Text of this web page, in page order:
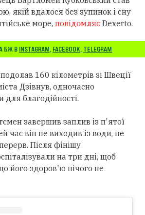
якій вдалося без зупинок і сну
море, повідомляєDexerto.
БЖ В INSTAGRAM, FACEBOOK, TELEGRAM
160 кілометрів зі Швеції
Дзівнув, одночасно
благодійності.
завершив заплив із п'ятої
час він не виходив із води, не
Після фінішу
на три дні, щоб
його здоров'ю нічого не